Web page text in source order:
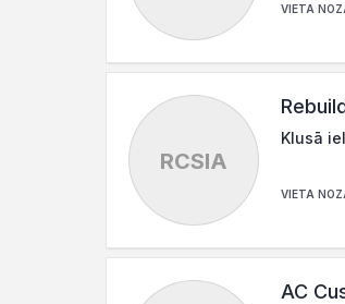
VIETA
RCSIA
Klusā
VIETA
AC